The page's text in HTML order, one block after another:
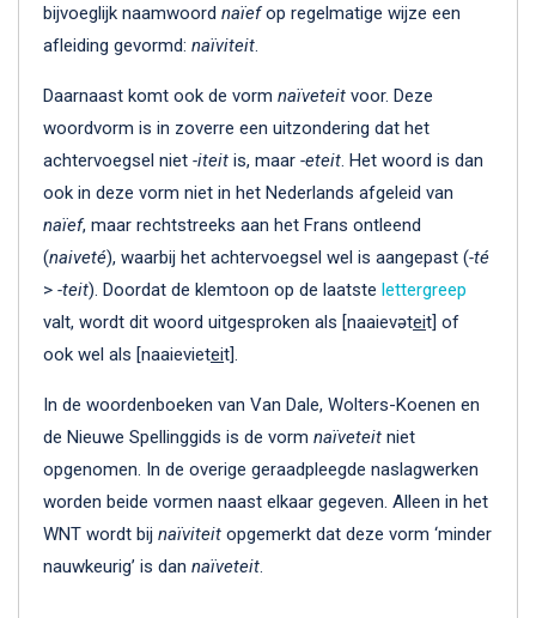
bijvoeglijk naamwoord naïefop regelmatige wijze een
afleiding gevormd: naïviteit.
Daarnaast komt ook de vorm naïveteit voor. Deze
woordvorm is in zoverre een uitzondering dat het
achtervoegsel niet -iteit is, maar -eteit. Het woord is dan
ook in deze vorm niet in het Nederlands afgeleid van
naïef, maar rechtstreeks aan het Frans ontleend
(naiveté), waarbij het achtervoegsel wel is aangepast (-té
> -teit). Doordat de klemtoon op de laatste lettergreep
valt, wordt dit woord uitgesproken als [naaievəteit] of
ook wel als [naaievieteit].
In de woordenboeken van Van Dale, Wolters-Koenen en
de Nieuwe Spellinggids is de vorm naïveteit niet
opgenomen. In de overige geraadpleegde naslagwerken
worden beide vormen naast elkaar gegeven. Alleen in het
WNT wordt bij naïviteit opgemerkt dat deze vorm ‘minder
nauwkeurig’ is dan naïveteit.